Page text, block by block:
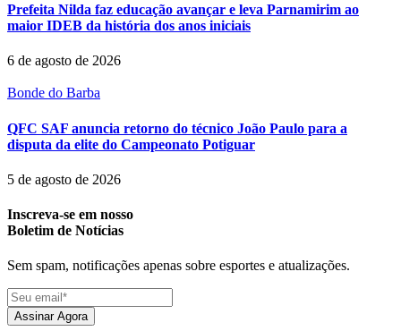
Prefeita Nilda faz educação avançar e leva Parnamirim ao
maior IDEB da história dos anos iniciais
6 de agosto de 2026
Bonde do Barba
QFC SAF anuncia retorno do técnico João Paulo para a
disputa da elite do Campeonato Potiguar
5 de agosto de 2026
Inscreva-se em nosso
Boletim de Notícias
Sem spam, notificações apenas sobre esportes e atualizações.
Assinar Agora